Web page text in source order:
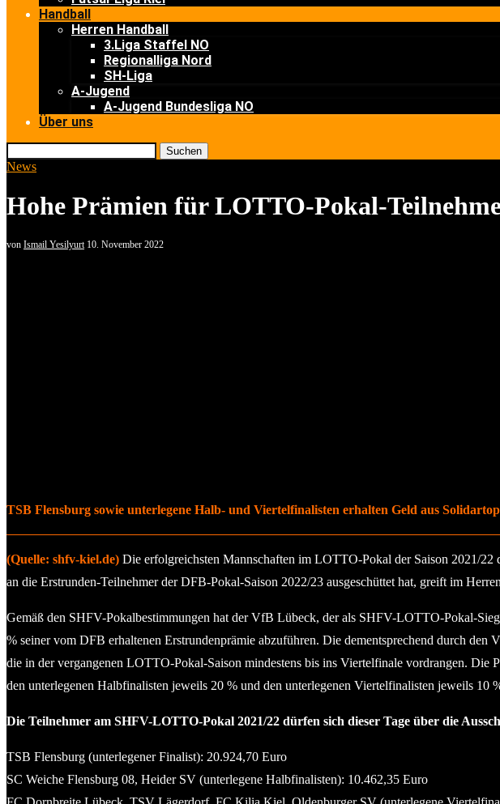
Handball
Herren Handball
3.Liga Staffel NO
Regionalliga Nord
SH-Liga
A-Jugend
A-Jugend Bundesliga NO
Über uns
Suchen
News
Hohe Prämien für LOTTO-Pokal-
von Ismail Yesilyurt 10. November 2022
TSB Flensburg sowie unterlegene Halb- und Viertelfinalisten erhalten Geld aus
(Quelle: shfv-kiel.de) Die erfolgreichsten Mannschaften im LOTTO-Pokal der Saison 2021/
an die Erstrunden-Teilnehmer der DFB-Pokal-Saison 2022/23 ausgeschüttet hat, greift im
Gemäß den SHFV-Pokalbestimmungen hat der VfB Lübeck, der als SHFV-LOTTO-Pokal-
% seiner vom DFB erhaltenen Erstrundenprämie abzuführen. Die dementsprechend durch
die in der vergangenen LOTTO-Pokal-Saison mindestens bis ins Viertelfinale vordrangen. Die
den unterlegenen Halbfinalisten jeweils 20 % und den unterlegenen Viertelfinalisten jeweils 10
Die Teilnehmer am SHFV-LOTTO-Pokal 2021/22 dürfen sich dieser Tage über die
TSB Flensburg (unterlegener Finalist): 20.924,70 Euro
SC Weiche Flensburg 08, Heider SV (unterlegene Halbfinalisten): 10.462,35 Euro